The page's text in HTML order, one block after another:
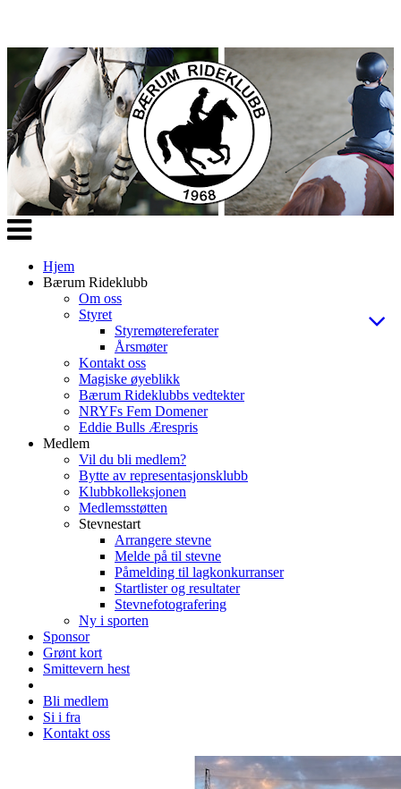
Veksle
navigasjon
Hjem
Bærum Rideklubb
Om oss
Styret
Styremøtereferater
Årsmøter
Kontakt oss
Magiske øyeblikk
Bærum Rideklubbs vedtekter
NRYFs Fem Domener
Eddie Bulls Ærespris
Medlem
Vil du bli medlem?
Bytte av representasjonsklubb
Klubbkolleksjonen
Medlemsstøtten
Stevnestart
Arrangere stevne
Melde på til stevne
Påmelding til lagkonkurranser
Startlister og resultater
Stevnefotografering
Ny i sporten
Sponsor
Grønt kort
Smittevern hest
Bli medlem
Si i fra
Kontakt oss